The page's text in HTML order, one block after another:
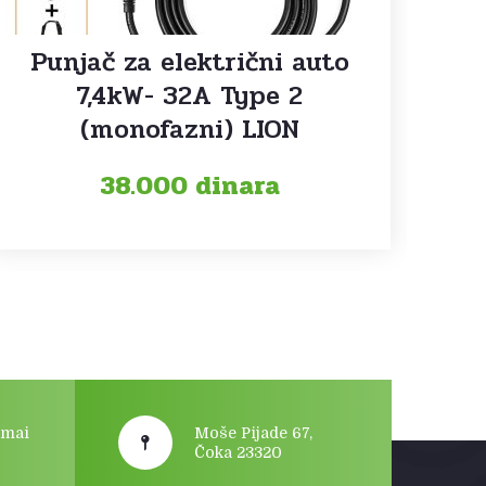
Punjač za električni auto
7,4kW- 32A Type 2
(monofazni) LION
38.000 dinara
Moše Pijade 67,
Čoka 23320